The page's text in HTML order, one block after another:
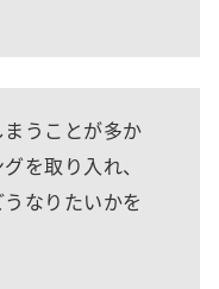
まうことが多か
を取り入れ、
なりたいかを